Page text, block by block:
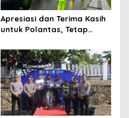
Apresiasi dan Terima Kasih
untuk Polantas, Tetap
Guyuran Hujan